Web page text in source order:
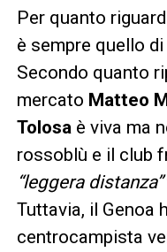
Per quanto
è sempre quello di
Secondo quanto
mercato Matteo
Tolosa è viva ma
rossoblù e il club
“leggera distanza”
Tuttavia, il Genoa
centrocampista